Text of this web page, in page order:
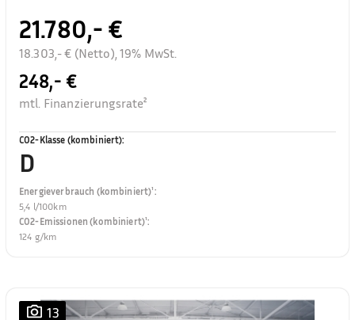
21.780,- €
18.303,- € (Netto), 19% MwSt.
248,- €
mtl. Finanzierungsrate²
CO2-Klasse (kombiniert):
D
Energieverbrauch (kombiniert)¹:
5,4 l/100km
CO2-Emissionen (kombiniert)¹:
124 g/km
13